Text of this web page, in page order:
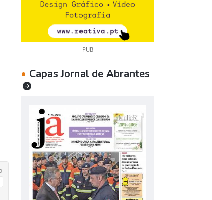
PUB
• Capas Jornal de Abrantes